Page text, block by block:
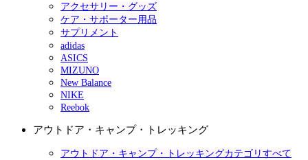
アクセサリー・グッズ
ケア・サポーター用品
サプリメント
adidas
ASICS
MIZUNO
New Balance
NIKE
Reebok
アウトドア・キャンプ・トレッキング
アウトドア・キャンプ・トレッキングカテゴリすべて